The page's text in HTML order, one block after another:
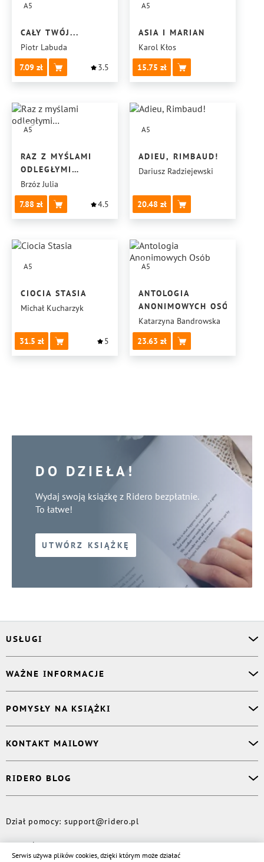
A5
CAŁY TWÓJ...
Piotr Labuda
7.09
3.5
A5
ASIA I MARIAN
Karol Kłos
15.75
A5
RAZ Z MYŚLAMI
ODLEGŁYMI…
Brzóz Julia
7.88
4.5
A5
ADIEU, RIMBAUD!
Dariusz Radziejewski
20.48
A5
CIOCIA STASIA
Michał Kucharzyk
31.5 5
A5
ANTOLOGIA
ANONIMOWYCH OSÓB
Katarzyna Bandrowska
23.63
DO DZIEŁA!
Wydaj swoją książkę z Ridero bezpłatnie.
To łatwe!
UTWÓRZ KSIĄŻKĘ
USŁUGI
Korektor
Projektant okładki
Druk Twojej książki
Publikacja
WAŻNE INFORMACJE
Książki Ridero
Pomoc
Polityka prywatności
POMYSŁY NA KSIĄŻKI
Dzienniczek malucha
Książka eksperta
Wydaj tomik poezji
KONTAKT MAILOWY
Kontakt dla mediów
RIDERO BLOG
Więcej
© Rideró, 2013—2026
Dział pomocy: support@ridero.pl
Serwis używa plików cookies, dzięki którym może działać